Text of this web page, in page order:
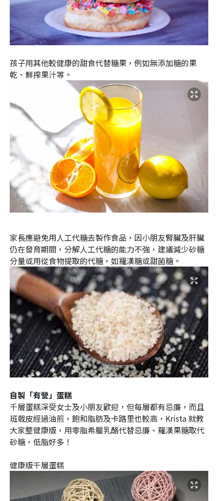
孩子用其他較健康的甜食代替糖果，例如無添加糖的果
乾、鮮搾果汁等。
家長應避免用人工代糖去製作食品，因小朋友腎臟及肝臟
仍在發育期間，分解人工代糖的能力不強，建議減少砂糖
分量或用從食物提取的代糖，如羅漢糖或甜菌糖。
自製「有營」蛋糕
千層蛋糕深受女士及小朋友歡迎，但每層都有忌廉，而且
班戟皮經過油煎，飽和脂肪及卡路里也較高，Krista 就教
大家整健康版，用零脂希臘乳酪代替忌廉、羅漢果糖取代
砂糖，低脂好多！
健康版千層蛋糕